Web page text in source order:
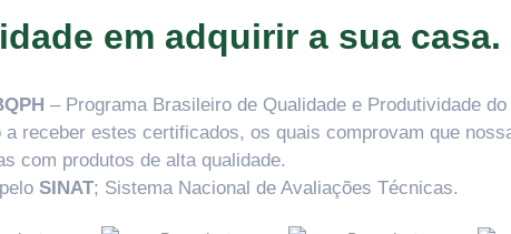
em adquirir a sua casa.
– Programa Brasileiro de Qualidade e Produtividade
receber estes certificados, os quais comprovam que
com produtos de alta qualidade.
SINAT; Sistema Nacional de Avaliações Técnicas.